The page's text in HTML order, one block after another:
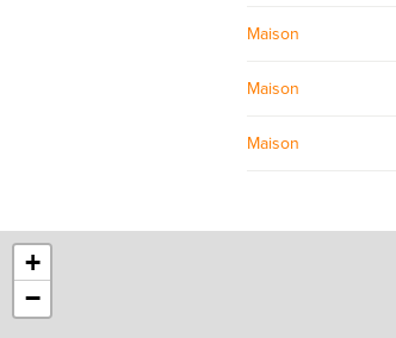
Maison
Maison
Maison
+
−